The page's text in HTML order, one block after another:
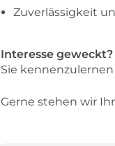
Zuverlässigkeit
Interesse geweckt?
Sie
Gerne stehen wir